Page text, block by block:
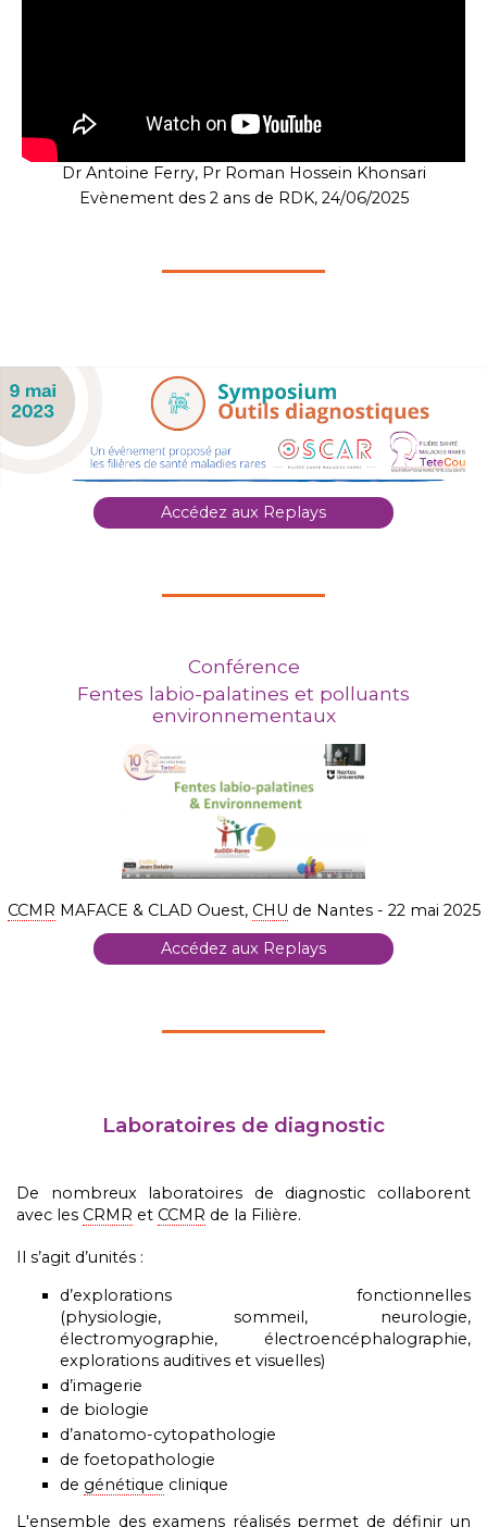
Dr Antoine Ferry, Pr Roman Hossein Khonsari
Evènement des 2 ans de RDK, 24/06/2025
Accédez aux Replays
Conférence
Fentes labio-palatines et polluants
environnementaux
CCMR MAFACE & CLAD Ouest, CHU de Nantes - 22 mai 2025
Accédez aux Replays
Laboratoires de diagnostic
De nombreux laboratoires de diagnostic collaborent
avec les CRMR et CCMR de la Filière.
Il s’agit d’unités :
d’explorations fonctionnelles
(physiologie, sommeil, neurologie,
électromyographie, électroencéphalographie,
explorations auditives et visuelles)
d’imagerie
de biologie
d’anatomo-cytopathologie
de foetopathologie
de génétique clinique
L'ensemble des examens réalisés permet de définir un